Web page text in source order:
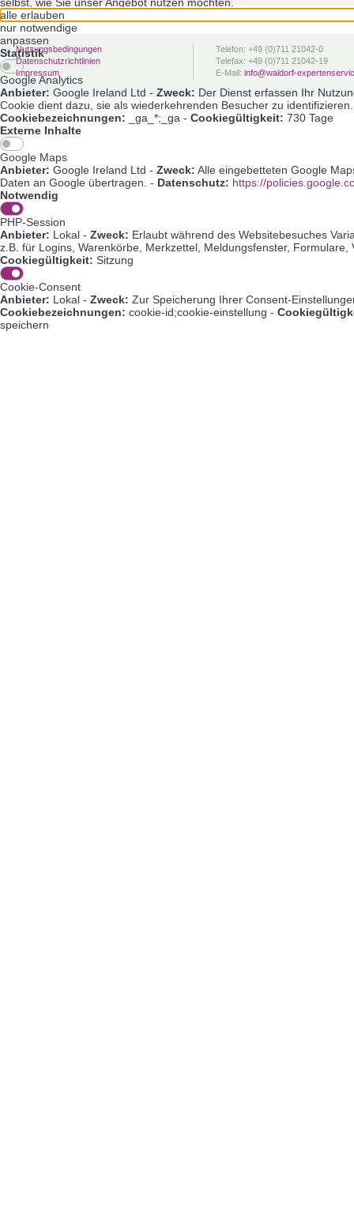
alle erlauben
nur notwendige
anpassen
Statistik
Google Analytics
Anbieter: Google Ireland Ltd - Zweck: Der Dienst erfassen Ihr
Cookie dient dazu, sie als wiederkehrenden Besucher zu
Cookiebezeichnungen: _ga_*;_ga - Cookiegültigkeit: 730 Tage
Externe Inhalte
Google Maps
Anbieter: Google Ireland Ltd - Zweck: Alle eingebetteten Google
Daten an Google übertragen. - Datenschutz: https://
Notwendig
PHP-Session
Anbieter: Lokal - Zweck: Erlaubt während des Websitebesuches
z.B. für Logins, Warenkörbe, Merkzettel, Meldungsfenster,
Cookiegültigkeit: Sitzung
Cookie-Consent
Anbieter: Lokal - Zweck: Zur Speicherung Ihrer Consent-
Cookiebezeichnungen: cookie-id;cookie-einstellung -
speichern
Nutzungsbedingungen
Datenschutzrichtlinien
Impressum
Telefon: +49 (0)711 21042-0
Telefax: +49 (0)711 21042-19
E-Mail: info@waldorf-